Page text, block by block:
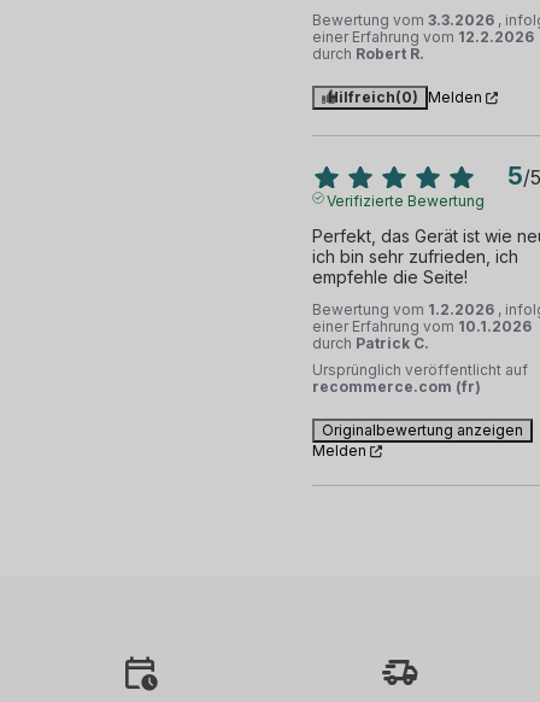
Bewertung vom 3.3.2026 ,
einer Erfahrung vom 12.2.2026
durch Robert R.
Hilfreich(0) Melden
5/5
Verifizierte Bewertung
Perfekt, das Gerät ist wie
ich bin sehr zufrieden, ich
empfehle die Seite!
Bewertung vom 1.2.2026 ,
einer Erfahrung vom 10.1.2026
durch Patrick C.
Ursprünglich veröffentlicht auf
recommerce.com (fr)
Originalbewertung anzeigen
Melden